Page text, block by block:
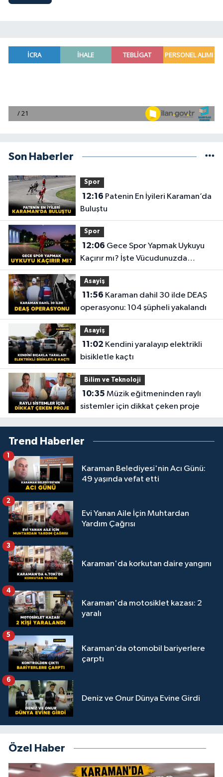
Son Haberler
Spor
12:16
Buluştu
Spor
12:06
Kaçırır mı? İşte Vücudunuzda
Yaşananlar!
Asayiş
11:56
operasyonu: 104 şüpheli yakalandı
Asayiş
11:02
bisikletle kaçtı
Bilim ve Teknoloji
10:35
sistemler için dikkat çeken proje
Trend Haberler
Karaman Belediyesi'nin Acı Günü:
49 yaşında vefat etti
1
Evi Yanan Aile İçin Muhtardan
Yardım Çağrısı
2
Karaman'da korkutan daire yangını
3
Karaman'da motosiklet kazası: 2
yaralı
4
Karaman’da otomobil bariyerlere
çarptı
5
Deniz ve Onur Dünya Evine Girdi
6
Özel Haber